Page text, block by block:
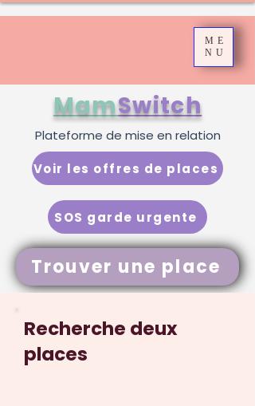
ME
NU
Trouver une place
MamSwitch
SOS garde urgente
Voir les offres de places
Plateforme de mise en relation
Recherche deux
places